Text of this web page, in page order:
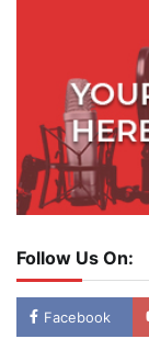
Follow Us On:
Facebook